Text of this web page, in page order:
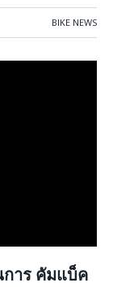
BIKE NEWS
การ คัมแบ็ค